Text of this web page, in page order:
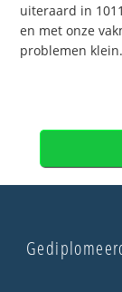
uiteraard in
en met onze
problemen klein.